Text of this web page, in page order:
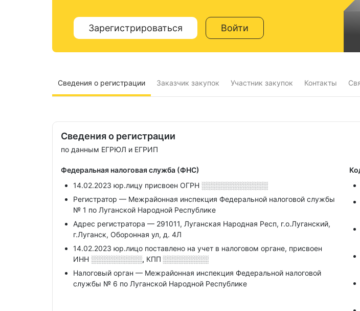
Зарегистрироваться Войти
Сведения о регистрации Заказчик закупок Участник закупок Контакты
Сведения о регистрации
по данным ЕГРЮЛ и ЕГРИП
Федеральная налоговая служба (ФНС)
14.02.2023 юр.лицу присвоен ОГРН ░░░░░░░░░░░░░
Регистратор — Межрайонная инспекция Федеральной налоговой службы
№ 1 по Луганской Народной Республике
Адрес регистратора — 291011, Луганская Народная Респ, г.о.Луганский,
г.Луганск, Оборонная ул, д. 4Л
14.02.2023 юр.лицо поставлено на учет в налоговом органе, присвоен
ИНН ░░░░░░░░░░, КПП ░░░░░░░░░
Налоговый орган — Межрайонная инспекция Федеральной налоговой
службы № 6 по Луганской Народной Республике